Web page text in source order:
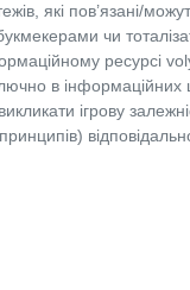
які пов’язані/
чи
ресурсі
в інформаційних
ігрову